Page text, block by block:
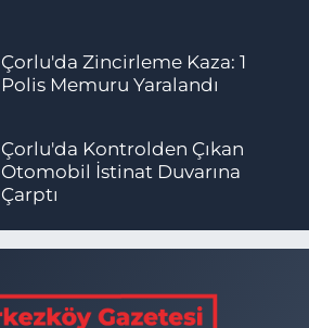
Çorlu'da Zincirleme Kaza: 1
Polis Memuru Yaralandı
Çorlu'da Kontrolden Çıkan
Otomobil İstinat Duvarına
Çarptı